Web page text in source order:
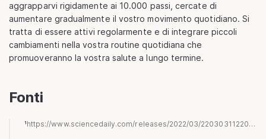
aggrapparvi rigidamente ai 10.000 passi, cercate di
aumentare gradualmente il vostro movimento quotidiano. Si
tratta di essere attivi regolarmente e di integrare piccoli
cambiamenti nella vostra routine quotidiana che
promuoveranno la vostra salute a lungo termine.
Fonti
¹ https://www.sciencedaily.com/releases/2022/03/220303112207.htm